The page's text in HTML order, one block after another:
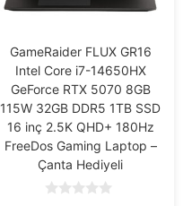
GameRaider FLUX GR16
Intel Core i7-14650HX
GeForce RTX 5070 8GB
115W 32GB DDR5 1TB SSD
16 inç 2.5K QHD+ 180Hz
FreeDos Gaming Laptop –
Çanta Hediyeli